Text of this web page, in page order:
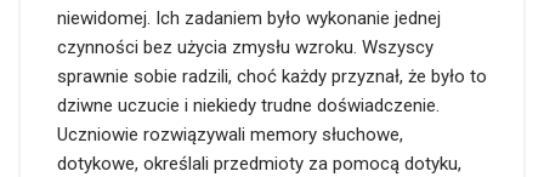
niewidomej. Ich zadaniem było wykonanie jednej
czynności bez użycia zmysłu wzroku. Wszyscy
sprawnie sobie radzili, choć każdy przyznał, że było to
dziwne uczucie i niekiedy trudne doświadczenie.
Uczniowie rozwiązywali memory słuchowe,
dotykowe, określali przedmioty za pomocą dotyku,